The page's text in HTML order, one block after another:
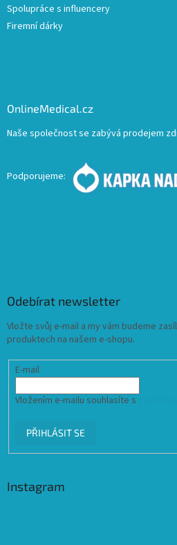
Spolupráce s influencery
Firemní dárky
OnlineMedical.cz
Naše společnost se zabývá prodejem
Podporujeme:
Odebírat newsletter
Vložte svůj e-mail a my vám budeme
produktech na našem e-shopu.
E-mail
Vložením e-mailu souhlasíte s
PŘIHLÁSIT SE
Instagram